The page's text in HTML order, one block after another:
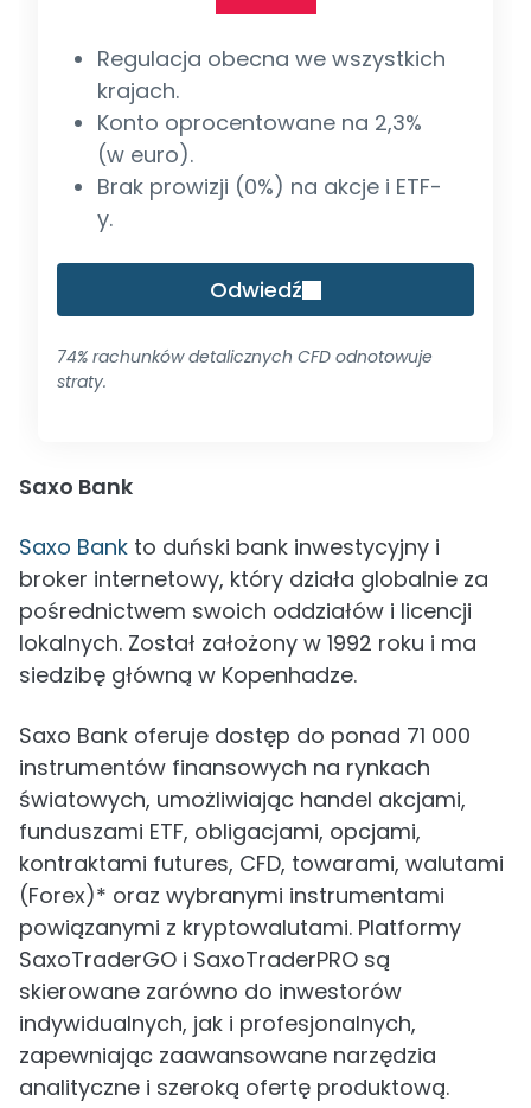
Regulacja obecna we wszystkich
krajach.
Konto oprocentowane na 2,3%
(w euro).
Brak prowizji (0%) na akcje i ETF-
y.
Odwiedź
74% rachunków detalicznych CFD odnotowuje
straty.
Saxo Bank
Saxo Bank to duński bank inwestycyjny i
broker internetowy, który działa globalnie za
pośrednictwem swoich oddziałów i licencji
lokalnych. Został założony w 1992 roku i ma
siedzibę główną w Kopenhadze.
Saxo Bank oferuje dostęp do ponad 71 000
instrumentów finansowych na rynkach
światowych, umożliwiając handel akcjami,
funduszami ETF, obligacjami, opcjami,
kontraktami futures, CFD, towarami, walutami
(Forex)* oraz wybranymi instrumentami
powiązanymi z kryptowalutami. Platformy
SaxoTraderGO i SaxoTraderPRO są
skierowane zarówno do inwestorów
indywidualnych, jak i profesjonalnych,
zapewniając zaawansowane narzędzia
analityczne i szeroką ofertę produktową.